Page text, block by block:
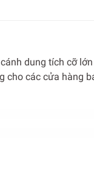
dung tích cỡ
các cửa hàng